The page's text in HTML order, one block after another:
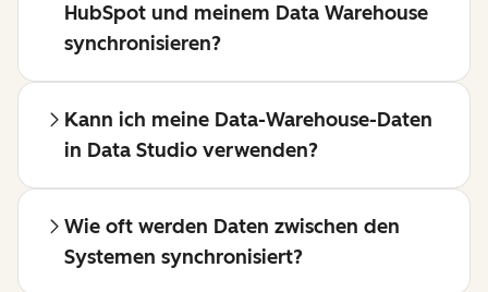
HubSpot und meinem Data Warehouse
synchronisieren?
Kann ich meine Data-Warehouse-Daten
in Data Studio verwenden?
Wie oft werden Daten zwischen den
Systemen synchronisiert?